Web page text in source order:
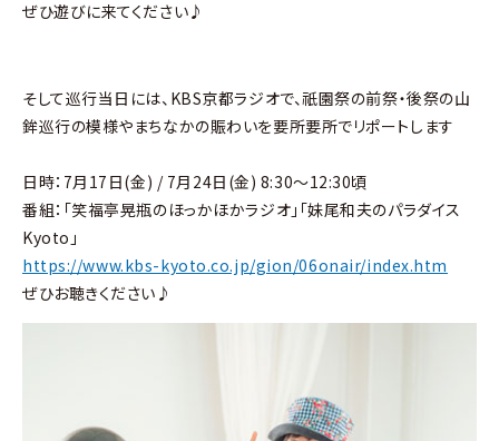
ぜひ遊びに来てください♪
そして巡行当日には、KBS京都ラジオで、祇園祭の前祭・後祭の山
鉾巡行の模様やまちなかの賑わいを要所要所でリポートします
日時：7月17日(金) / 7月24日(金) 8:30～12:30頃
番組：「笑福亭晃瓶のほっかほかラジオ」「妹尾和夫のパラダイス
Kyoto」
https://www.kbs-kyoto.co.jp/gion/06onair/index.htm
ぜひお聴きください♪